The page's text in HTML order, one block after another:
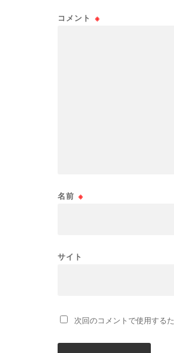
コメント ※
名前 ※
サイト
次回のコメントで使用する